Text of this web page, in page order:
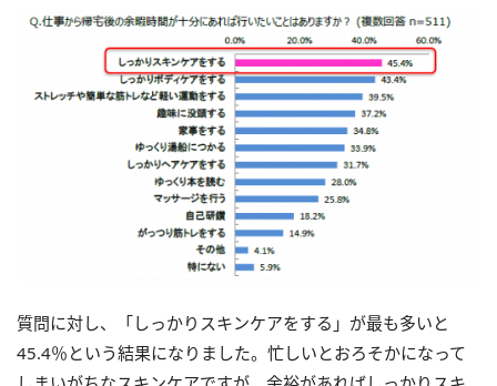
質問に対し、「しっかりスキンケアをする」が最も多いと
45.4％という結果になりました。忙しいとおろそかになって